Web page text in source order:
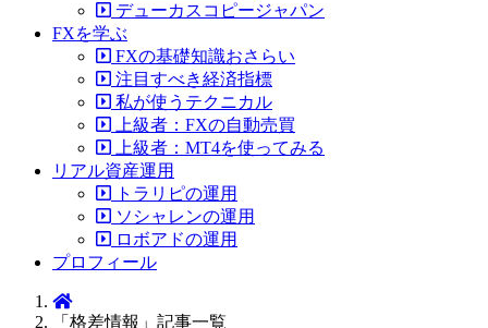
デューカスコピージャパン
FXを学ぶ
FXの基礎知識おさらい
注目すべき経済指標
私が使うテクニカル
上級者：FXの自動売買
上級者：MT4を使ってみる
リアル資産運用
トラリピの運用
ソシャレンの運用
ロボアドの運用
プロフィール
「格差情報」記事一覧